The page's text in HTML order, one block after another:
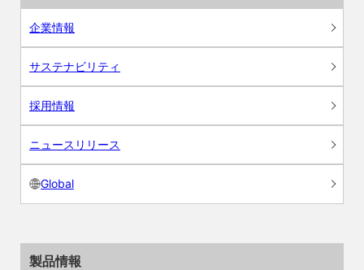
企業情報
サステナビリティ
採用情報
ニュースリリース
Global
製品情報